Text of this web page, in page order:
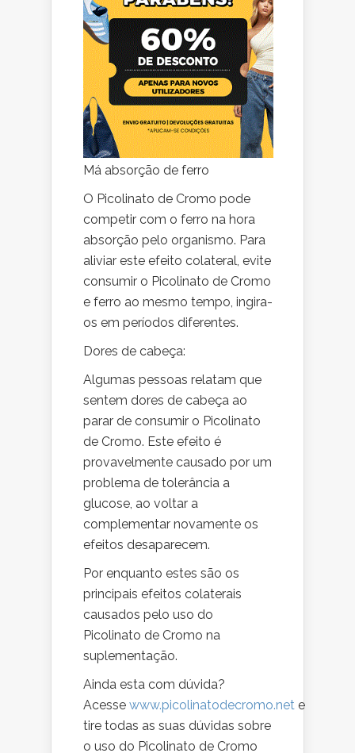
Má absorção de ferro
O Picolinato de Cromo pode
competir com o ferro na hora
absorção pelo organismo. Para
aliviar este efeito colateral, evite
consumir o Picolinato de Cromo
e ferro ao mesmo tempo, ingira-
os em períodos diferentes.
Dores de cabeça:
Algumas pessoas relatam que
sentem dores de cabeça ao
parar de consumir o Picolinato
de Cromo. Este efeito é
provavelmente causado por um
problema de tolerância a
glucose, ao voltar a
complementar novamente os
efeitos desaparecem.
Por enquanto estes são os
principais efeitos colaterais
causados pelo uso do
Picolinato de Cromo na
suplementação.
Ainda esta com dúvida?
Acesse www.picolinatodecromo.net e
tire todas as suas dúvidas sobre
o uso do Picolinato de Cromo